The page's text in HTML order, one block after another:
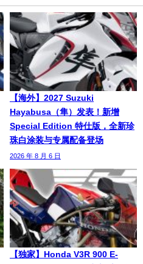
【海外】2027 Suzuki
Hayabusa（隼）发表！新增
Special Edition 特仕版，全新珍
珠白涂装与专属配备登场
2026 年 8 月 6 日
【独家】Honda V3R 900 E-